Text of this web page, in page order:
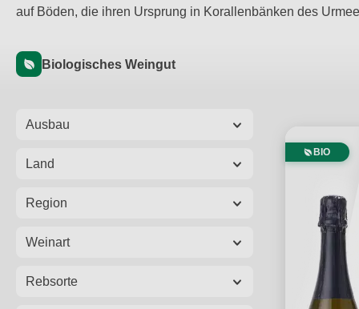
auf Böden, die ihren Ursprung in Korallenbänken des
Biologisches Weingut
Ausbau
Land
Region
Weinart
Rebsorte
BIO